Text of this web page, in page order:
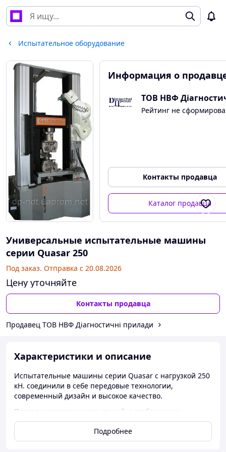
Испытательное оборудование
Информация о
Рейтинг не
Контакты продавца
Каталог продавца
Универсальные испытательные машины
серии Quasar 250
Под заказ. Отправка с 20.08.2026
Цену уточняйте
Контакты продавца
Продавец ТОВ НВФ Діагностичні прилади
Характеристики и описание
Испытательные машины серии Quasar с нагрузкой 250
кН. соединили в себе передовые технологии,
современный дизайн и высокое качество.
Программирование испытаний и отображение
результатов осуществляется с помощью программного
обеспечения Graphwork 4.0, которое дает возможность
полного и точного управления данными в соответствии
Подробнее